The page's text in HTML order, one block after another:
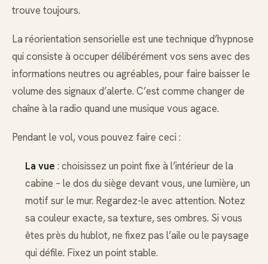
trouve toujours.
La réorientation sensorielle est une technique d’hypnose
qui consiste à occuper délibérément vos sens avec des
informations neutres ou agréables, pour faire baisser le
volume des signaux d’alerte. C’est comme changer de
chaîne à la radio quand une musique vous agace.
Pendant le vol, vous pouvez faire ceci :
La vue : choisissez un point fixe à l’intérieur de la
cabine – le dos du siège devant vous, une lumière, un
motif sur le mur. Regardez-le avec attention. Notez
sa couleur exacte, sa texture, ses ombres. Si vous
êtes près du hublot, ne fixez pas l’aile ou le paysage
qui défile. Fixez un point stable.